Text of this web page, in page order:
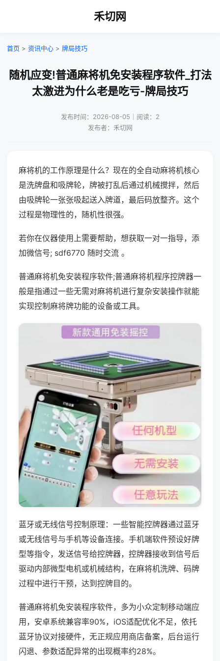
禾切网
首页 > 资讯中心 > 牌局技巧
随机应变!普通麻将机免安装程序软件_打法
太激进为什么老是吃亏-牌局技巧
发布时间：2026-08-05｜阅读：2
发布者：禾切网
麻将机的工作原理是什么？现在的全自动麻将机核心
是洗牌盘和吸牌轮，牌被打乱后通过机械搅拌，然后
由吸牌轮一张张吸起送入牌道，最后码放整齐。这个
过程是物理性的，随机性很强。
若你在仪器使用上需要帮助，想获取一对一指导，添
加微信号; sdf6770 随时交流 。
普通麻将机免安装程序软件;普通麻将机程序控牌器一
般是指通过一些无需对麻将机进行复杂安装操作就能
实现控制麻将牌功能的设备或工具。
蓝牙或无线信号控制原理：一些智能控牌器通过蓝牙
或无线信号与手机等设备连接。手机端软件预设好牌
型等指令，发送信号给控牌器，控牌器接收到信号后
驱动内部微型电机或机械结构，在麻将机洗牌、码牌
过程中进行干预，达到控牌目的。
普通麻将机免安装程序软件，多为小众定制移动端应
用，安卓系统兼容率90%，iOS适配优化不足，依托
蓝牙协议对接硬件，无正规应用商店备案，后台运行
闪退、参数适配异常的出现概率约28%。